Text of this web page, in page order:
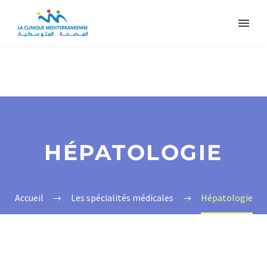
HÉPATOLOGIE
Accueil Les spécialités médicales Hépatologie